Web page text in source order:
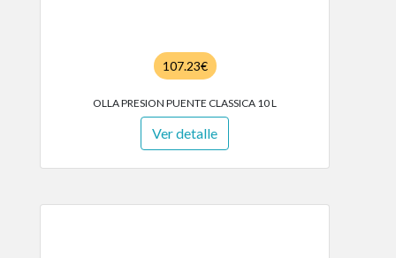
107.23€
OLLA PRESION PUENTE CLASSICA 10 L
Ver detalle